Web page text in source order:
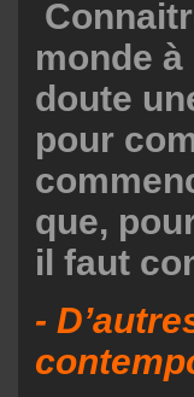
monde
doute
pour
que,
il faut
-